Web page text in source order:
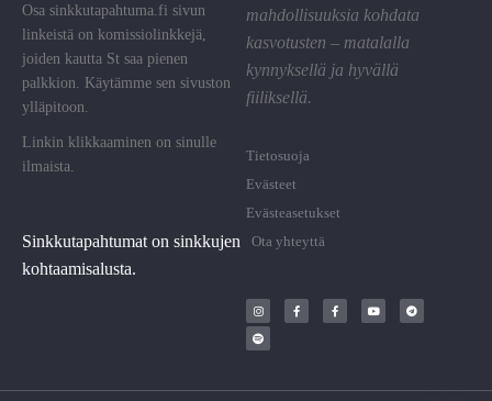
Osa sinkkutapahtuma.fi sivun
linkeistä on komissiolinkkejä,
joiden kautta St saa pienen
palkkion. Käytämme sen sivuston
ylläpitoon.
Linkin klikkaaminen on sinulle
ilmaista.
Sinkkutapahtumat on sinkkujen
kohtaamisalusta.
mahdollisuuksia kohdata
kasvotusten – matalalla
kynnyksellä ja hyvällä
fiiliksellä.
Tietosuoja
Evästeet
Evästeasetukset
Ota yhteyttä